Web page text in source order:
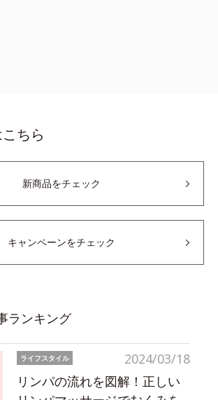
ちら
新商品をチェック
キャンペーンをチェック
ランキング
2024/03/18
ライフスタイル
リンパの流れを図解！正しい